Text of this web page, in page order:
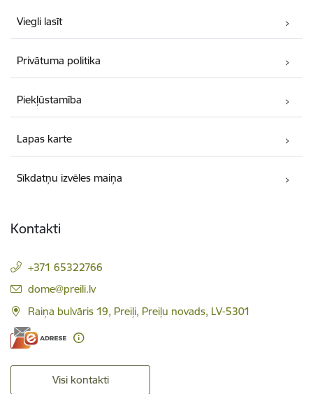
Viegli lasīt
Privātuma politika
Piekļūstamība
Lapas karte
Sīkdatņu izvēles maiņa
Kontakti
+371 65322766
E-pasts:
dome@preili.lv
Raiņa bulvāris 19, Preiļi, Preiļu novads, LV-5301
Visi kontakti